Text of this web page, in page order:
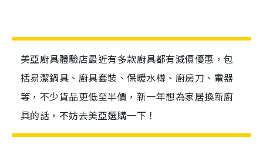
美亞廚具體驗店最近有多款廚具都有減價優惠，包
括易潔鍋具、廚具套裝、保暖水樽、廚房刀、電器
等，不少貨品更低至半價，新一年想為家居換新廚
具的話，不妨去美亞選購一下！